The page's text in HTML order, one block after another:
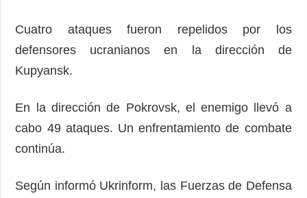
Cuatro ataques fueron repelidos por los
defensores ucranianos en la dirección de
Kupyansk.
En la dirección de Pokrovsk, el enemigo llevó a
cabo 49 ataques. Un enfrentamiento de combate
continúa.
Según informó Ukrinform, las Fuerzas de Defensa